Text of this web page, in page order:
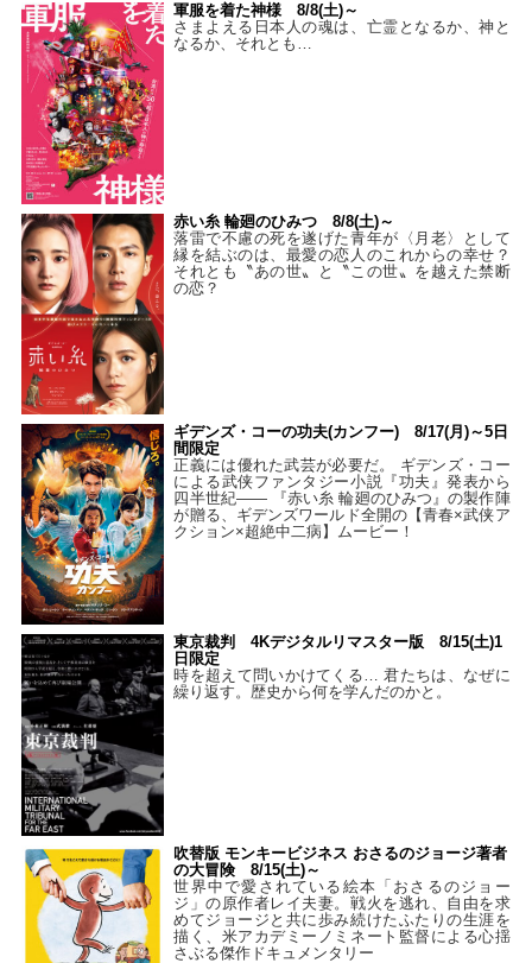
軍服を着た神様 8/8(土)～
さまよえる日本人の魂は、亡霊となるか、神と
なるか、それとも…
赤い糸 輪廻のひみつ 8/8(土)～
落雷で不慮の死を遂げた青年が〈月老〉として
縁を結ぶのは、最愛の恋人のこれからの幸せ？
それとも〝あの世〟と〝この世〟を越えた禁断
の恋？
ギデンズ・コーの功夫(カンフー) 8/17(月)～5日
間限定
正義には優れた武芸が必要だ。 ギデンズ・コー
による武侠ファンタジー小説『功夫』発表から
四半世紀―― 『赤い糸 輪廻のひみつ』の製作陣
が贈る、ギデンズワールド全開の【青春×武侠ア
クション×超絶中二病】ムービー！
東京裁判 4Kデジタルリマスター版 8/15(土)1
日限定
時を超えて問いかけてくる… 君たちは、なぜに
繰り返す。歴史から何を学んだのかと。
吹替版 モンキービジネス おさるのジョージ著者
の大冒険 8/15(土)～
世界中で愛されている絵本「おさるのジョー
ジ」の原作者レイ夫妻。戦火を逃れ、自由を求
めてジョージと共に歩み続けたふたりの生涯を
描く、米アカデミーノミネート監督による心揺
さぶる傑作ドキュメンタリー